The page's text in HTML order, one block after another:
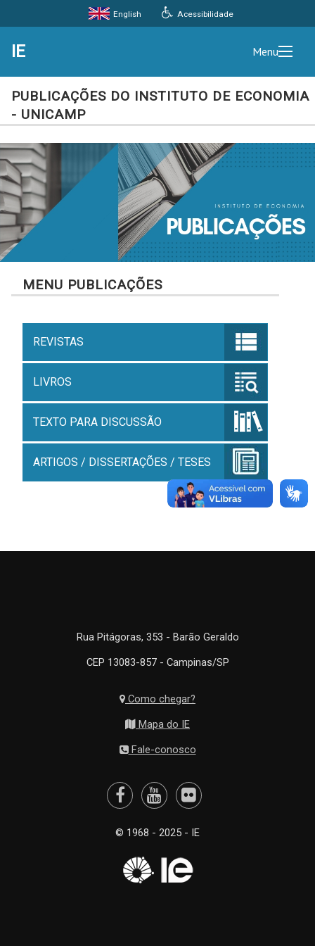
Acessibilidade
English
IE Menu
PUBLICAÇÕES DO INSTITUTO DE ECONOMIA
- UNICAMP
MENU PUBLICAÇÕES
REVISTAS
LIVROS
TEXTO PARA DISCUSSÃO
ARTIGOS / DISSERTAÇÕES / TESES
Rua Pitágoras, 353 - Barão Geraldo
CEP 13083-857 - Campinas/SP
Como chegar?
Mapa do IE
Fale-conosco
© 1968 - 2025 - IE